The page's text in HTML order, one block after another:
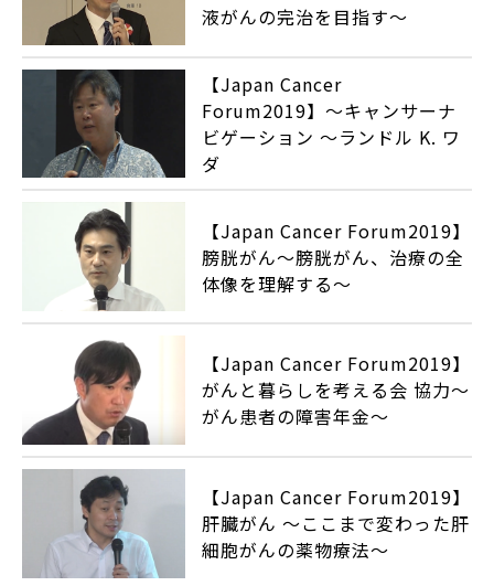
液がんの完治を目指す〜
【Japan Cancer
Forum2019】〜キャンサーナ
ビゲーション ～ランドル K. ワ
ダ
【Japan Cancer Forum2019】
膀胱がん〜膀胱がん、治療の全
体像を理解する〜
【Japan Cancer Forum2019】
がんと暮らしを考える会 協力〜
がん患者の障害年金〜
【Japan Cancer Forum2019】
肝臓がん ～ここまで変わった肝
細胞がんの薬物療法～